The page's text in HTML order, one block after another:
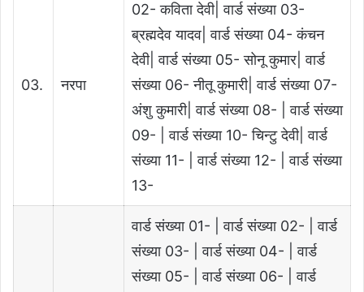
03. नरपा
02- कविता देवी| वार्ड संख्या 03-
ब्रह्मदेव यादव| वार्ड संख्या 04- कंचन
देवी| वार्ड संख्या 05- सोनू कुमार| वार्ड
संख्या 06- नीतू कुमारी| वार्ड संख्या 07-
अंशु कुमारी| वार्ड संख्या 08- | वार्ड संख्या
09- | वार्ड संख्या 10- चिन्टु देवी| वार्ड
संख्या 11- | वार्ड संख्या 12- | वार्ड संख्या
13-
वार्ड संख्या 01- | वार्ड संख्या 02- | वार्ड
संख्या 03- | वार्ड संख्या 04- | वार्ड
संख्या 05- | वार्ड संख्या 06- | वार्ड